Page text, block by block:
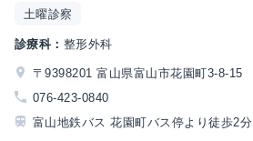
土曜診察
診療科： 整形外科
〒9398201 富山県富山市花園町3-8-15
076-423-0840
富山地鉄バス 花園町バス停より徒歩2分